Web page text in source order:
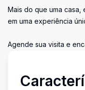
Mais do que uma casa,
em uma experiência
Agende sua visita e